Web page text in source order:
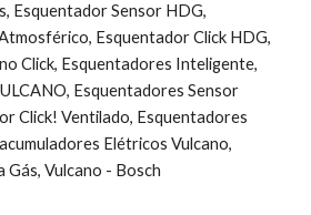
Esquentador Sensor HDG,
Esquentador Click HDG,
Click, Esquentadores Inteligente,
Esquentadores Sensor
Click! Ventilado, Esquentadores
Elétricos Vulcano,
Gás, Vulcano - Bosch